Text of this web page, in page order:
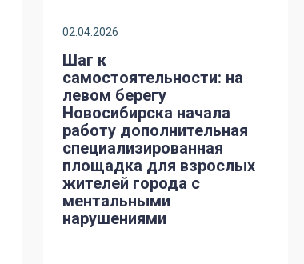
02.04.2026
Шаг к
самостоятельности: на
левом берегу
Новосибирска начала
работу дополнительная
специализированная
площадка для взрослых
жителей города с
ментальными
нарушениями